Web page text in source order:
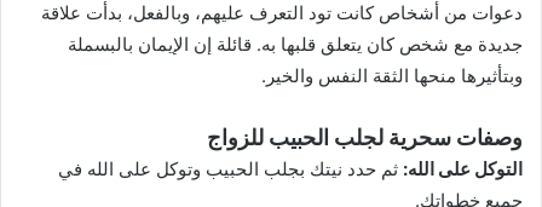
دعوات من أشخاص كانت تود التعرف عليهم، وبالفعل، بدأت علاقة
جديدة مع شخص كان يتعلق قلبها به. قائلة إن الإيمان بالبسملة
وبتأثيرها منحها الثقة النفس والخير.
وصفات سحرية لجلب الحبيب للزواج
التوكل على الله: ثم حدد نيتك بجلب الحبيب وتوكل على الله في
جميع خطواتك.